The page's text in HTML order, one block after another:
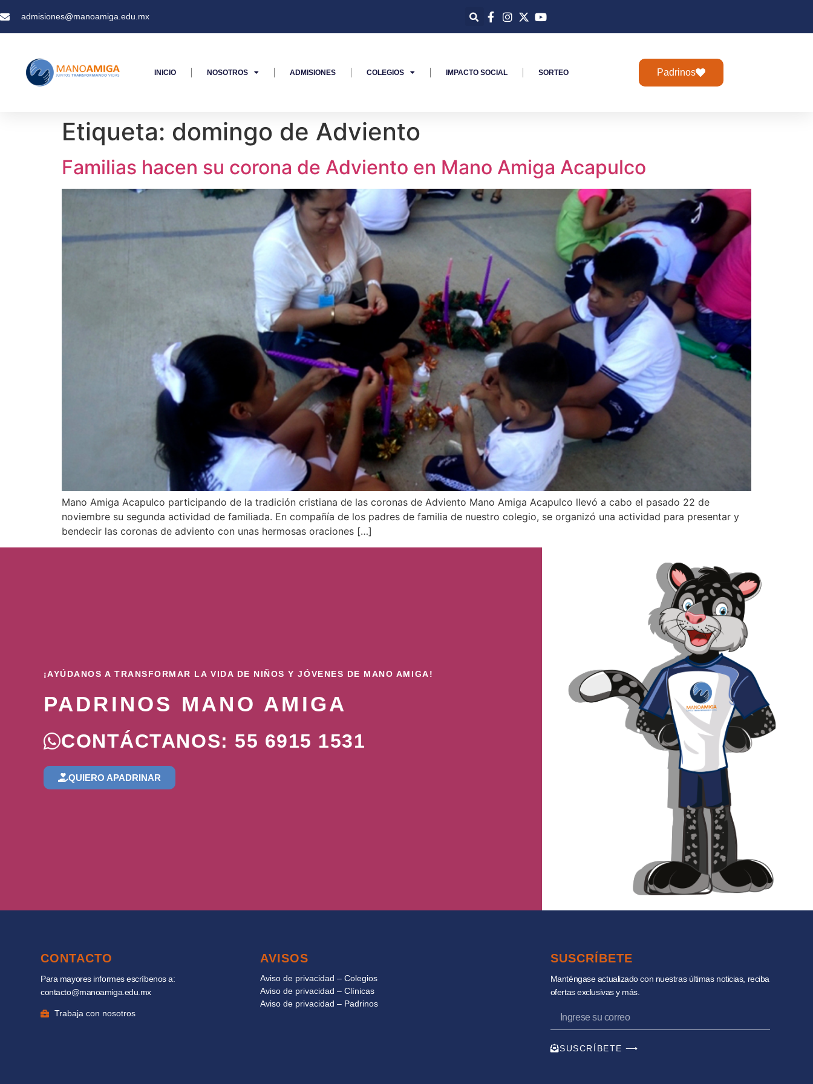
admisiones@manoamiga.edu.mx
INICIO NOSOTROS ADMISIONES COLEGIOS IMPACTO SOCIAL SORTEO Padrinos
Etiqueta: domingo de Adviento
Familias hacen su corona de Adviento en Mano Amiga Acapulco
Mano Amiga Acapulco participando de la tradición cristiana de las coronas de Adviento Mano Amiga Acapulco llevó a cabo el pasado 22 de
noviembre su segunda actividad de familiada. En compañía de los padres de familia de nuestro colegio, se organizó una actividad para presentar y
bendecir las coronas de adviento con unas hermosas oraciones […]
¡AYÚDANOS A TRANSFORMAR LA VIDA DE NIÑOS Y JÓVENES DE MANO AMIGA!
PADRINOS MANO AMIGA
CONTÁCTANOS: 55 6915 1531
QUIERO APADRINAR
CONTACTO
Para mayores informes escríbenos a:
contacto@manoamiga.edu.mx
Trabaja con nosotros
AVISOS
Aviso de privacidad – Colegios
Aviso de privacidad – Clínicas
Aviso de privacidad – Padrinos
SUSCRÍBETE
Manténgase actualizado con nuestras últimas noticias, reciba
ofertas exclusivas y más.
SUSCRÍBETE ⟶